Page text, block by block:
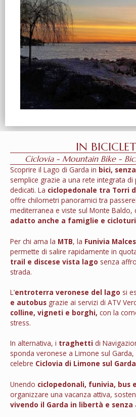
IN
Ciclovia - Mountain Bike -
Scoprire il Lago di Garda in bici,
semplice grazie a una rete integrata di
dedicati. La ciclopedonale tra Torri
offre chilometri panoramici tra
mediterranea e viste sul Monte Baldo,
adatto anche a famiglie e
Per chi ama la MTB, la Funivia
permette di salire rapidamente in
trail e discese vista lago senza
strada.
L’entroterra veronese del lago si
e autobus grazie ai servizi di ATV
colline, vigneti e borghi, con la
stress.
In alternativa, i traghetti di
sponda veronese a Limone sul
celebre Ciclovia di Limone sul Garda
Unendo ciclopedonali, funivia, bus
organizzare una vacanza attiva,
vivendo il Garda in libertà e senza